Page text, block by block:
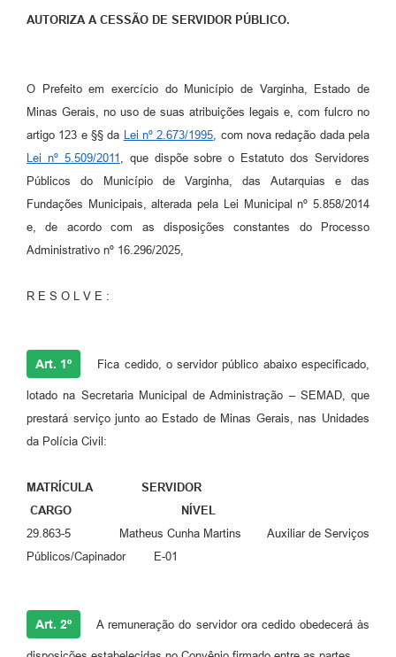
AUTORIZA A CESSÃO DE SERVIDOR PÚBLICO.
O Prefeito em exercício do Município de Varginha, Estado de
Minas Gerais, no uso de suas atribuições legais e, com fulcro no
artigo 123 e §§ da Lei nº 2.673/1995, com nova redação dada pela
Lei nº 5.509/2011 , que dispõe sobre o Estatuto dos Servidores
Públicos do Município de Varginha, das Autarquias e das
Fundações Municipais, alterada pela Lei Municipal nº 5.858/2014
e, de acordo com as disposições constantes do Processo
Administrativo nº 16.296/2025,
R E S O L V E :
Art. 1º Fica cedido, o servidor público abaixo especificado,
lotado na Secretaria Municipal de Administração – SEMAD, que
prestará serviço junto ao Estado de Minas Gerais, nas Unidades
da Polícia Civil:
MATRÍCULA SERVIDOR
CARGO NÍVEL
29.863-5 Matheus Cunha Martins Auxiliar de Serviços
Públicos/Capinador E-01
Art. 2º A remuneração do servidor ora cedido obedecerá às